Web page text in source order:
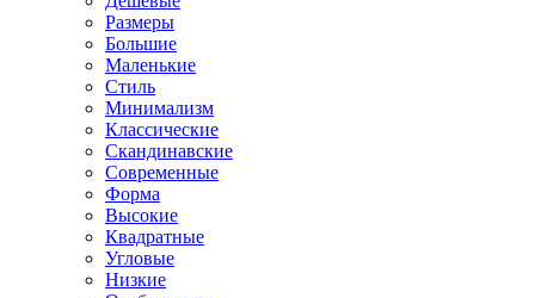
Размеры
Большие
Маленькие
Стиль
Минимализм
Классические
Скандинавские
Современные
Форма
Высокие
Квадратные
Угловые
Низкие